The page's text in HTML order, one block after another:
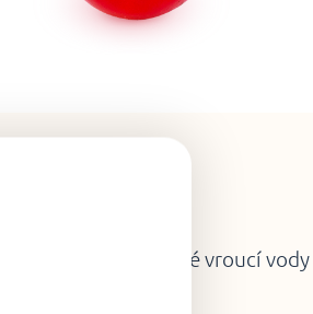
do mírně osolené vroucí